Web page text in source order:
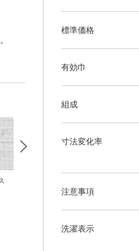
OP3190
標準価格
有効巾
組成
寸法変化率
注意事項
洗濯表示